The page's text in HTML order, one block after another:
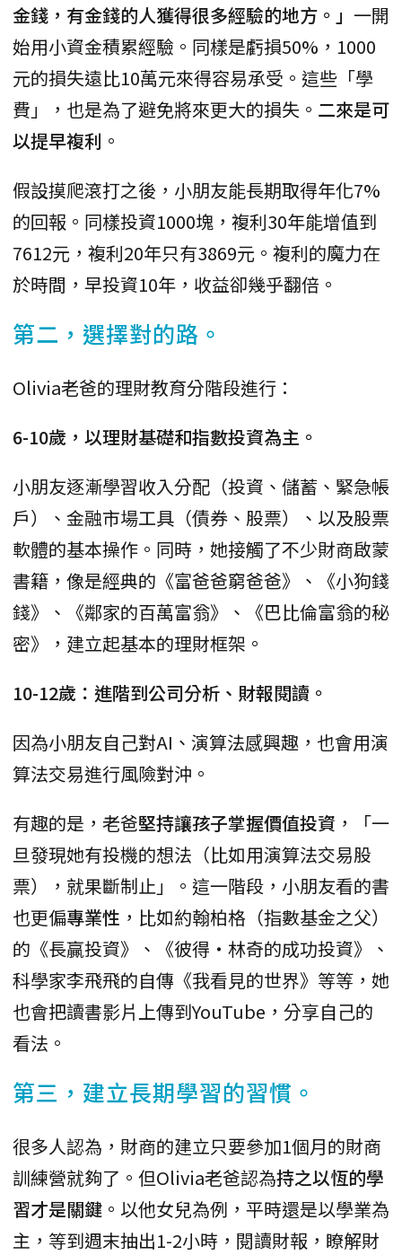
金錢，有金錢的人獲得很多經驗的地方。」 一開
始用小資金積累經驗。同樣是虧損50%，1000
元的損失遠比10萬元來得容易承受。這些「學
費」，也是為了避免將來更大的損失。 二來是可
以提早複利 。
假設摸爬滾打之後，小朋友能長期取得年化7%
的回報。同樣投資1000塊，複利30年能增值到
7612元，複利20年只有3869元。複利的魔力在
於時間，早投資10年，收益卻幾乎翻倍。
第二，選擇對的路。
Olivia老爸的理財教育分階段進行：
6-10歲，以理財基礎和指數投資為主。
小朋友逐漸學習收入分配（投資、儲蓄、緊急帳
戶）、金融市場工具（債券、股票）、以及股票
軟體的基本操作。同時，她接觸了不少財商啟蒙
書籍，像是經典的《富爸爸窮爸爸》、《小狗錢
錢》、《鄰家的百萬富翁》、《巴比倫富翁的秘
密》，建立起基本的理財框架。
10-12歲：進階到公司分析、財報閱讀。
因為小朋友自己對AI、演算法感興趣，也會用演
算法交易進行風險對沖。
有趣的是，老爸堅持讓孩子掌握價值投資 ，「一
旦發現她有投機的想法（比如用演算法交易股
票），就果斷制止」。這一階段，小朋友看的書
也更偏專業性 ，比如約翰柏格（指數基金之父）
的《長贏投資》、《彼得‧林奇的成功投資》、
科學家李飛飛的自傳《我看見的世界》等等，她
也會把讀書影片上傳到YouTube，分享自己的
看法。
第三，建立長期學習的習慣。
很多人認為，財商的建立只要參加1個月的財商
訓練營就夠了。但Olivia老爸認為持之以恆的學
習才是關鍵 。以他女兒為例，平時還是以學業為
主，等到週末抽出1-2小時，閱讀財報，瞭解財